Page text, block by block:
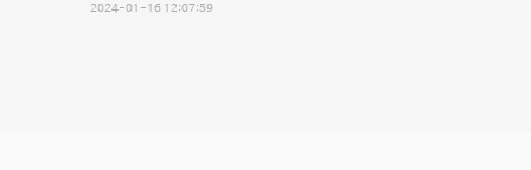
2024-01-16 12:07:59